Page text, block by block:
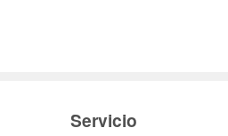
Servicio